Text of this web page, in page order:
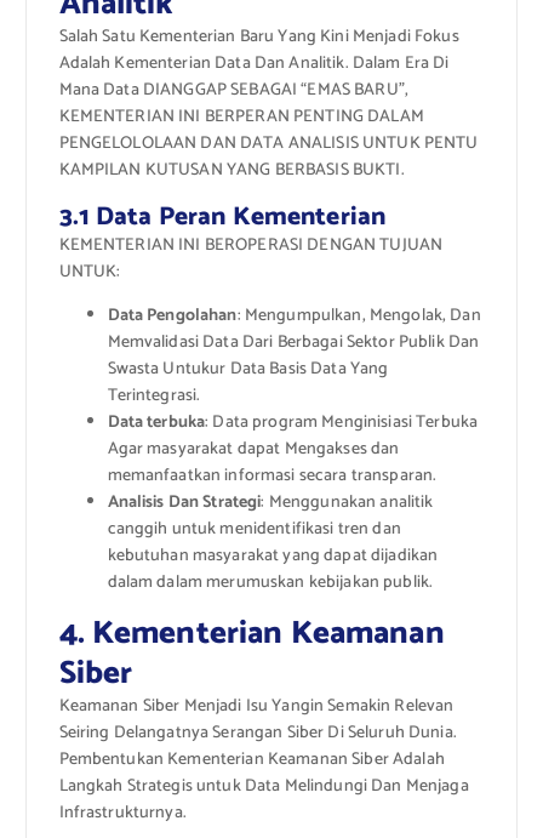
Salah Satu Kementerian Baru Yang Kini Menjadi Fokus
Adalah Kementerian Data Dan Analitik. Dalam Era Di
Mana Data DIANGGAP SEBAGAI “EMAS BARU”,
KEMENTERIAN INI BERPERAN PENTING DALAM
PENGELOLOLAAN DAN DATA ANALISIS UNTUK PENTU
KAMPILAN KUTUSAN YANG BERBASIS BUKTI.
3.1 Data Peran Kementerian
KEMENTERIAN INI BEROPERASI DENGAN TUJUAN
UNTUK:
Data Pengolahan: Mengumpulkan, Mengolak, Dan
Memvalidasi Data Dari Berbagai Sektor Publik Dan
Swasta Untukur Data Basis Data Yang
Terintegrasi.
Data terbuka: Data program Menginisiasi Terbuka
Agar masyarakat dapat Mengakses dan
memanfaatkan informasi secara transparan.
Analisis Dan Strategi: Menggunakan analitik
canggih untuk menidentifikasi tren dan
kebutuhan masyarakat yang dapat dijadikan
dalam dalam merumuskan kebijakan publik.
4. Kementerian Keamanan
Siber
Keamanan Siber Menjadi Isu Yangin Semakin Relevan
Seiring Delangatnya Serangan Siber Di Seluruh Dunia.
Pembentukan Kementerian Keamanan Siber Adalah
Langkah Strategis untuk Data Melindungi Dan Menjaga
Infrastrukturnya.